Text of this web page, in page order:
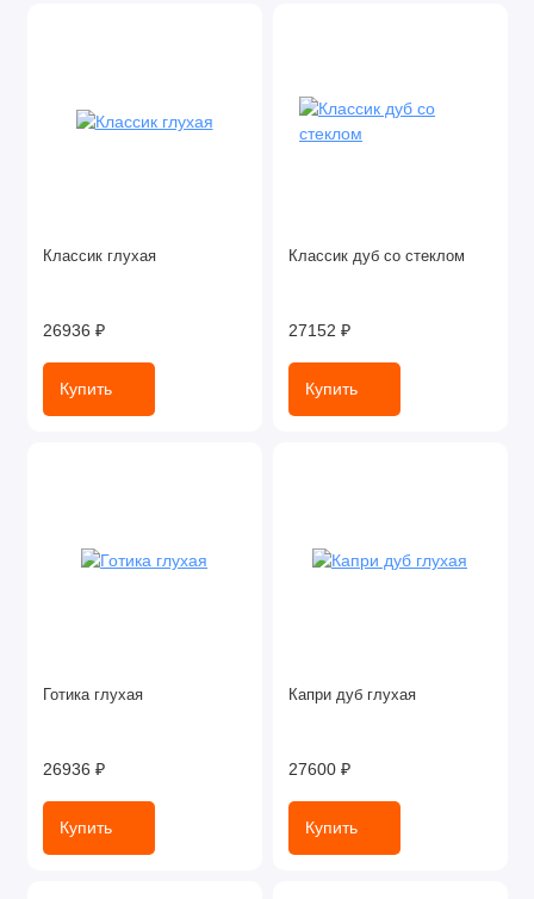
Классик глухая
26936 ₽
Купить
Классик дуб со стеклом
27152 ₽
Купить
Готика глухая
26936 ₽
Купить
Капри дуб глухая
27600 ₽
Купить